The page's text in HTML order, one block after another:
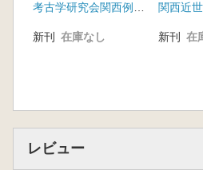
考古学研究会関西例会事務局
新刊 在庫なし
関西近
新刊 在
レビュー